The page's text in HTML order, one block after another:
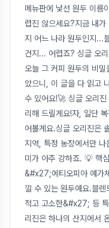
메뉴판에 낯선 원두 이름
렵진 않으세요?지금 내
지 어느 나라 원두인지...
건지... 어렵죠? 싱글 오
오늘 그 커피 원두의 비
았으니, 이 글을 다 읽고
수 있어요!🚀 싱글 오리
리해 드릴게요!자, 일단
어볼게요.싱글 오리진은
지역, 특정 농장에서만
미가 아주 강하죠. 💡 핵
&#x27;에티오피아 예가
낄 수 있는 원두예요.블
적고 고소한&#x27; 등
리진은 하나의 산지에서